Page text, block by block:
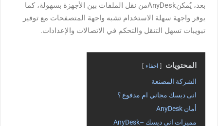
بعد، يُمكنAnyDeskمن نقل الملفات بين الأجهزة بسهولة، كما
يوفر واجهة سهلة الاستخدام تشبه واجهة المتصفحات مع توفير
تبويبات تسهل التنقل والتحكم في الاتصالات والإعدادات.
المحتويات اخفاء
الشركة المصنعة
انى ديسك مجاني ام مدفوع ؟
أمان AnyDesk
مميزات انى ديسك –AnyDesk